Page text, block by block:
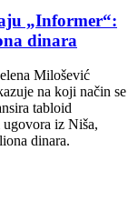
„Informer“:
dinara
Milošević
na koji način se
tabloid
ugovora iz Niša,
dinara.